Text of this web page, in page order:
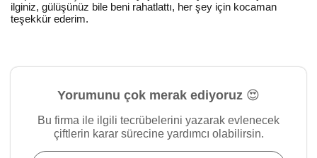
ilginiz, gülüşünüz bile beni rahatlattı, her şey için kocaman
teşekkür ederim.
Yorumunu çok merak ediyoruz 😍
Bu firma ile ilgili tecrübelerini yazarak evlenecek
çiftlerin karar sürecine yardımcı olabilirsin.